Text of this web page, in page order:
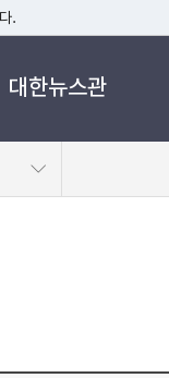
.
이 관리하는 누리집입니
대한뉴스관